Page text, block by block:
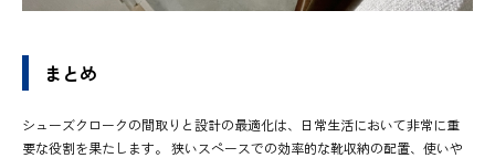
まとめ
シューズクロークの間取りと設計の最適化は、日常生活において非常に重
要な役割を果たします。 狭いスペースでの効率的な靴収納の配置、使いや